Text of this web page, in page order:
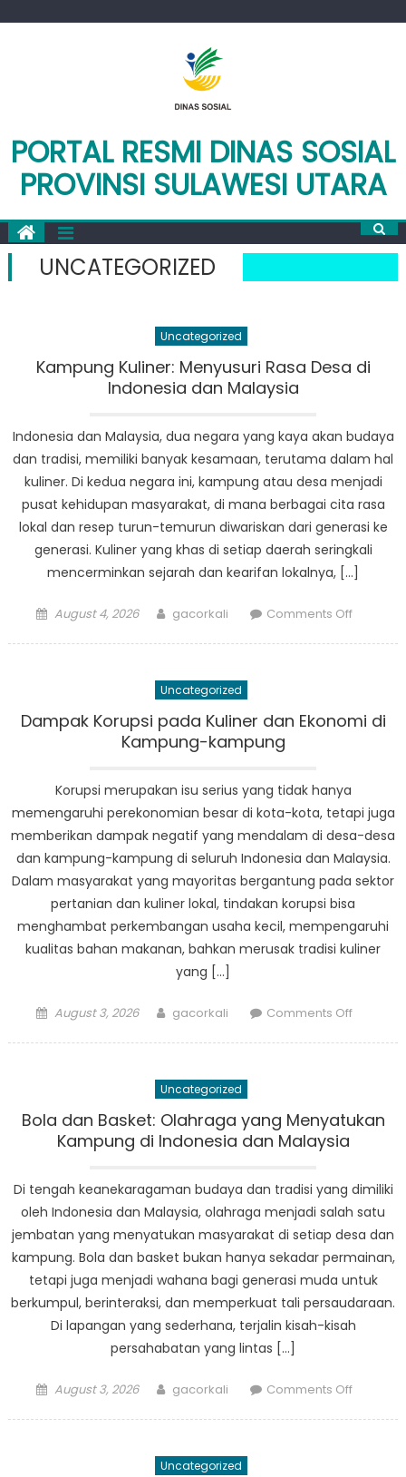
PORTAL RESMI DINAS SOSIAL
PROVINSI SULAWESI UTARA
UNCATEGORIZED
Uncategorized
Kampung Kuliner: Menyusuri Rasa Desa di
Indonesia dan Malaysia
Indonesia dan Malaysia, dua negara yang kaya akan budaya
dan tradisi, memiliki banyak kesamaan, terutama dalam hal
kuliner. Di kedua negara ini, kampung atau desa menjadi
pusat kehidupan masyarakat, di mana berbagai cita rasa
lokal dan resep turun-temurun diwariskan dari generasi ke
generasi. Kuliner yang khas di setiap daerah seringkali
mencerminkan sejarah dan kearifan lokalnya, […]
Posted
August 4, 2026 Author
gacorkali Comments Offon
Desa
Uncategorized
Dampak Korupsi pada Kuliner dan Ekonomi di
Kampung-kampung
Korupsi merupakan isu serius yang tidak hanya
memengaruhi perekonomian besar di kota-kota, tetapi juga
memberikan dampak negatif yang mendalam di desa-desa
dan kampung-kampung di seluruh Indonesia dan Malaysia.
Dalam masyarakat yang mayoritas bergantung pada sektor
pertanian dan kuliner lokal, tindakan korupsi bisa
menghambat perkembangan usaha kecil, mempengaruhi
kualitas bahan makanan, bahkan merusak tradisi kuliner
yang […]
Posted
August 3, 2026 Author
gacorkali Comments Offon
dan
Uncategorized
Bola dan Basket: Olahraga yang Menyatukan
Kampung di Indonesia dan Malaysia
Di tengah keanekaragaman budaya dan tradisi yang dimiliki
oleh Indonesia dan Malaysia, olahraga menjadi salah satu
jembatan yang menyatukan masyarakat di setiap desa dan
kampung. Bola dan basket bukan hanya sekadar permainan,
tetapi juga menjadi wahana bagi generasi muda untuk
berkumpul, berinteraksi, dan memperkuat tali persaudaraan.
Di lapangan yang sederhana, terjalin kisah-kisah
persahabatan yang lintas […]
Posted
August 3, 2026 Author
gacorkali Comments Offon
Uncategorized